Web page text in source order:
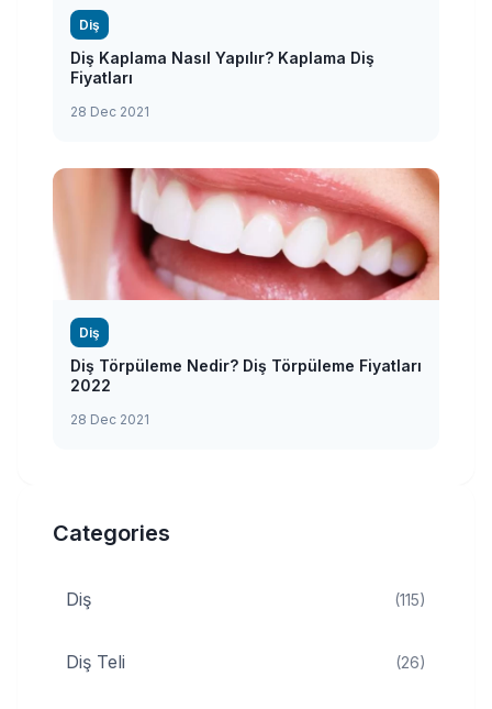
Diş
Diş Kaplama Nasıl Yapılır? Kaplama Diş
Fiyatları
28 Dec 2021
Diş
Diş Törpüleme Nedir? Diş Törpüleme Fiyatları
2022
28 Dec 2021
Categories
Diş (115)
Diş Teli (26)